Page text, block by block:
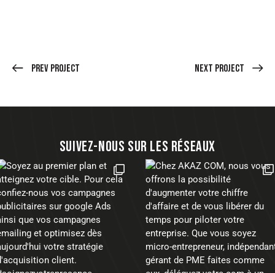
Prev Project Next Project
SUIVEZ-NOUS SUR LES RÉSEAUX